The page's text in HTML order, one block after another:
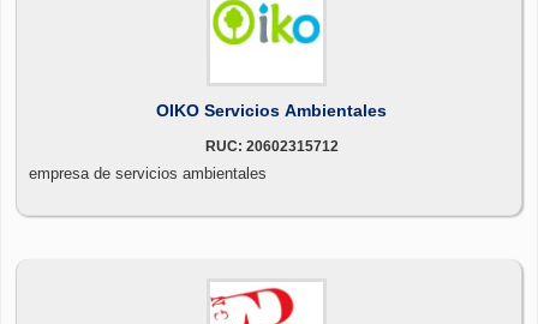
OIKO Servicios Ambientales
RUC: 20602315712
empresa de servicios ambientales